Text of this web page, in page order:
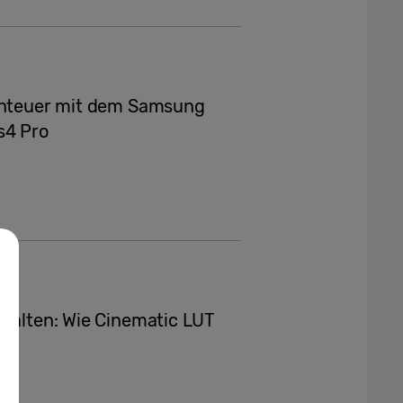
mit dem Samsung
Pro
Wie Cinematic LUT